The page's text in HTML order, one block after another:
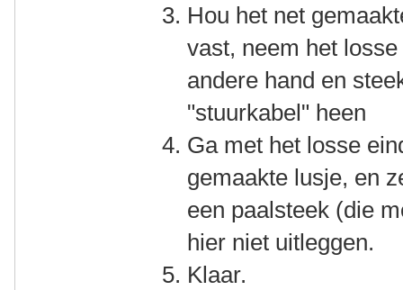
Hou het net
vast, neem het
andere hand en
"stuurkabel" heen
Ga met het losse
gemaakte lusje, en
een paalsteek (die
hier niet uitleggen.
Klaar.